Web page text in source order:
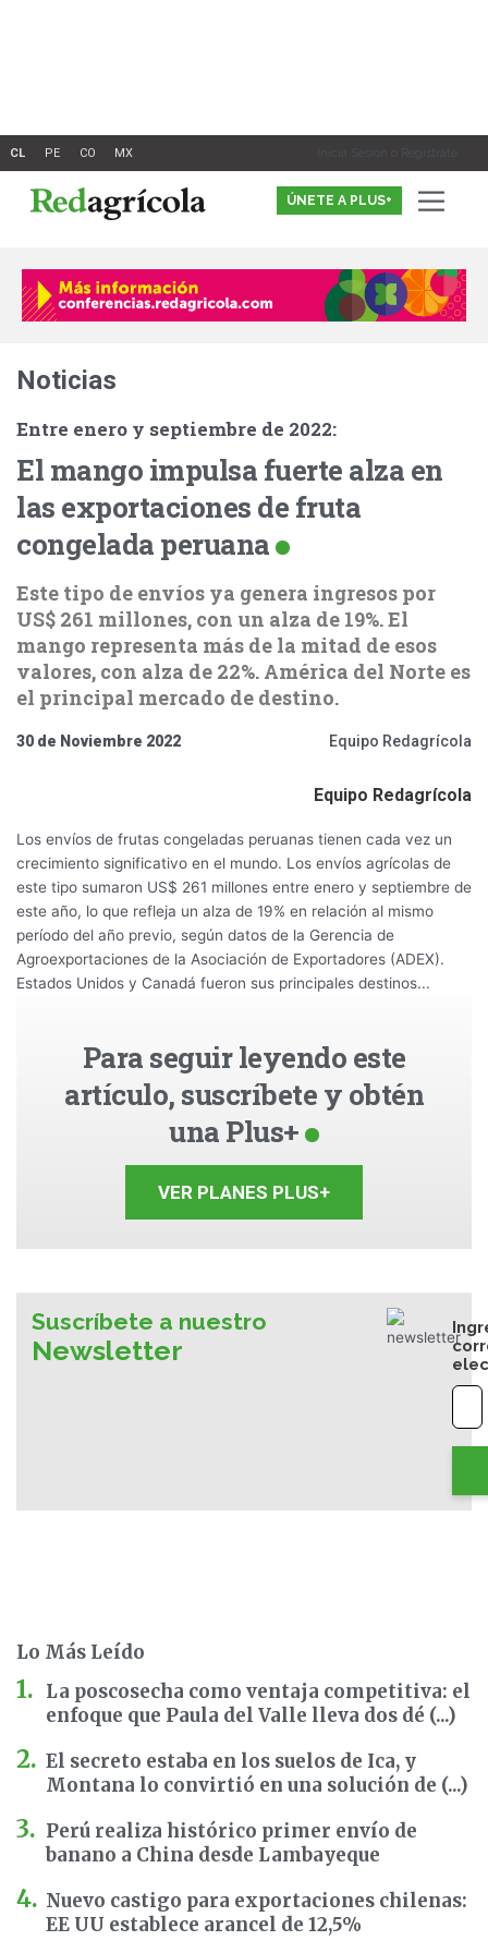
Inicia Sesión o Registrate
ÚNETE A PLUS+
Noticias
Entre enero y septiembre de 2022:
El mango impulsa fuerte alza en
las exportaciones de fruta
congelada peruana
Este tipo de envíos ya genera ingresos por
US$ 261 millones, con un alza de 19%. El
mango representa más de la mitad de esos
valores, con alza de 22%. América del Norte es
el principal mercado de destino.
30 de Noviembre 2022 Equipo Redagrícola
Equipo Redagrícola
Los envíos de frutas congeladas peruanas tienen cada vez un
crecimiento significativo en el mundo. Los envíos agrícolas de
este tipo sumaron US$ 261 millones entre enero y septiembre de
este año, lo que refleja un alza de 19% en relación al mismo
período del año previo, según datos de la Gerencia de
Agroexportaciones de la Asociación de Exportadores (ADEX).
Estados Unidos y Canadá fueron sus principales destinos...
Para seguir leyendo este
artículo, suscríbete y obtén
una Plus+
VER PLANES PLUS+
Suscríbete a nuestro
Newsletter
Lo Más Leído
La poscosecha como ventaja competitiva: el
enfoque que Paula del Valle lleva dos dé (...)
El secreto estaba en los suelos de Ica, y
Montana lo convirtió en una solución de (...)
Perú realiza histórico primer envío de
banano a China desde Lambayeque
Nuevo castigo para exportaciones chilenas:
EE UU establece arancel de 12,5%